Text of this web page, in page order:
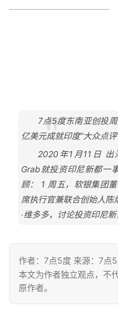
7点5度东南亚创投
亿美元成就印度“大众点评
2020年1月11日 出
Grab就投资印尼新都一
顾： 1 周五，软银集团
席执行官兼联合创始人陈
·维多多，讨论投资印尼
作者：7点5度 来源：7点
本文为作者独立观点，不
原作者。